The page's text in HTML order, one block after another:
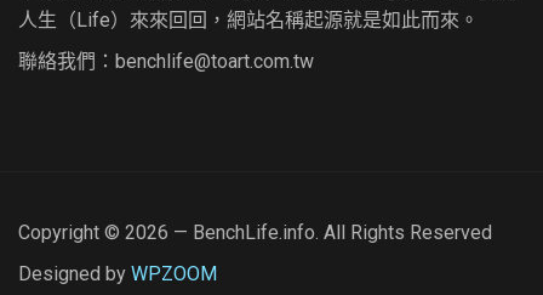
人生（Life）來來回回，網站名稱起源就是如此而來。
聯絡我們： benchlife@toart.com.tw
Copyright © 2026 — BenchLife.info. All Rights Reserved
Designed by WPZOOM